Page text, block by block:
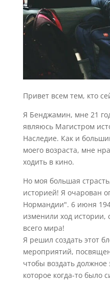
Привет всем тем, кто
Я Бенджамин, мне 21
являюсь Магистром
Наследие. Как и
моего возраста, мне
ходить в кино.
Но моя большая
историей! Я очарован
Нормандии". 6 июня
изменили ход истории,
всего мира!
Я решил создать этот
мероприятий,
чтобы воздать
которое когда-то было